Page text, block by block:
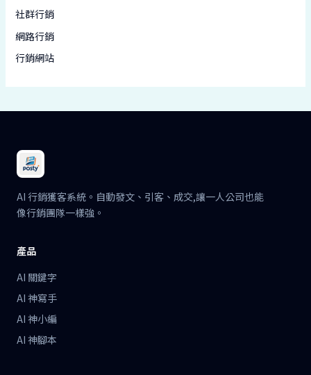
社群行銷
網路行銷
行銷網站
AI 行銷獲客系統。自動發文、引客、成交,讓一人公司也能
像行銷團隊一樣強。
產品
AI 關鍵字
AI 神寫手
AI 神小編
AI 神腳本